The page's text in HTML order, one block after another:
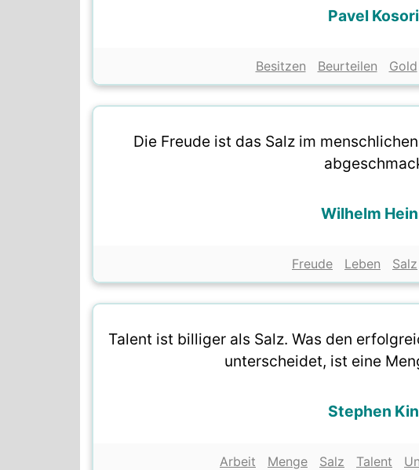
Pavel
Besitzen Beurteilen Gold
Die Freude ist das Salz im
Wilhelm
Freude Leben Salz
Talent ist billiger als Salz. Was den
unterscheidet, ist eine
Stephen
Arbeit Menge Salz Talent